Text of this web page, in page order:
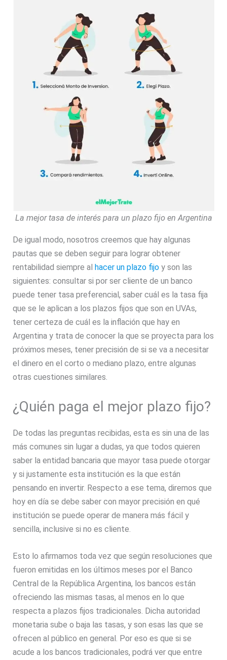
La mejor tasa de interés para un plazo fijo en Argentina
De igual modo, nosotros creemos que hay algunas
pautas que se deben seguir para lograr obtener
rentabilidad siempre al hacer un plazo fijo y son las
siguientes: consultar si por ser cliente de un banco
puede tener tasa preferencial, saber cuál es la tasa fija
que se le aplican a los plazos fijos que son en UVAs,
tener certeza de cuál es la inflación que hay en
Argentina y trata de conocer la que se proyecta para los
próximos meses, tener precisión de si se va a necesitar
el dinero en el corto o mediano plazo, entre algunas
otras cuestiones similares.
¿Quién paga el mejor plazo fijo?
De todas las preguntas recibidas, esta es sin una de las
más comunes sin lugar a dudas, ya que todos quieren
saber la entidad bancaria que mayor tasa puede otorgar
y si justamente esta institución es la que están
pensando en invertir. Respecto a ese tema, diremos que
hoy en día se debe saber con mayor precisión en qué
institución se puede operar de manera más fácil y
sencilla, inclusive si no es cliente.
Esto lo afirmamos toda vez que según resoluciones que
fueron emitidas en los últimos meses por el Banco
Central de la República Argentina, los bancos están
ofreciendo las mismas tasas, al menos en lo que
respecta a plazos fijos tradicionales. Dicha autoridad
monetaria sube o baja las tasas, y son esas las que se
ofrecen al público en general. Por eso es que si se
acude a los bancos tradicionales, podrá ver que entre